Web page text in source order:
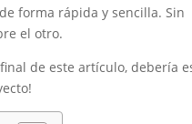
forma rápida y sencilla. Sin
el otro.
de este artículo, debería